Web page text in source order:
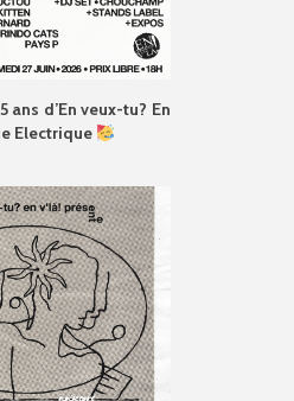
ans d’En veux-tu? En
Electrique